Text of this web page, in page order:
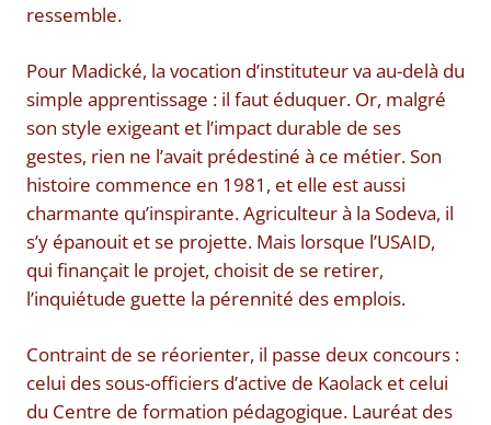
ressemble.
Pour Madické, la vocation d’instituteur va au-delà du
simple apprentissage : il faut éduquer. Or, malgré
son style exigeant et l’impact durable de ses
gestes, rien ne l’avait prédestiné à ce métier. Son
histoire commence en 1981, et elle est aussi
charmante qu’inspirante. Agriculteur à la Sodeva, il
s’y épanouit et se projette. Mais lorsque l’USAID,
qui finançait le projet, choisit de se retirer,
l’inquiétude guette la pérennité des emplois.
Contraint de se réorienter, il passe deux concours :
celui des sous-officiers d’active de Kaolack et celui
du Centre de formation pédagogique. Lauréat des